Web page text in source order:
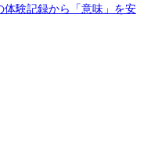
体験記録から「意味」を安